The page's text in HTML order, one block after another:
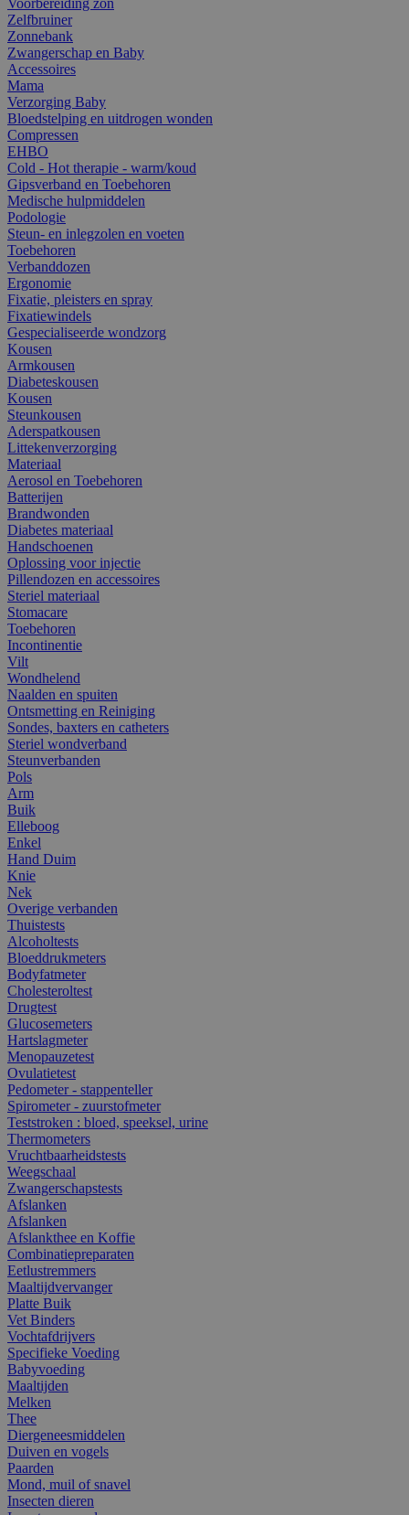
Zelfbruiner
Zonnebank
Zwangerschap en Baby
Accessoires
Mama
Verzorging Baby
Bloedstelping en uitdrogen wonden
Compressen
EHBO
Cold - Hot therapie - warm/koud
Gipsverband en Toebehoren
Medische hulpmiddelen
Podologie
Steun- en inlegzolen en voeten
Toebehoren
Verbanddozen
Ergonomie
Fixatie, pleisters en spray
Fixatiewindels
Gespecialiseerde wondzorg
Kousen
Armkousen
Diabeteskousen
Kousen
Steunkousen
Aderspatkousen
Littekenverzorging
Materiaal
Aerosol en Toebehoren
Batterijen
Brandwonden
Diabetes materiaal
Handschoenen
Oplossing voor injectie
Pillendozen en accessoires
Steriel materiaal
Stomacare
Toebehoren
Incontinentie
Vilt
Wondhelend
Naalden en spuiten
Ontsmetting en Reiniging
Sondes, baxters en catheters
Steriel wondverband
Steunverbanden
Pols
Arm
Buik
Elleboog
Enkel
Hand Duim
Knie
Nek
Overige verbanden
Thuistests
Alcoholtests
Bloeddrukmeters
Bodyfatmeter
Cholesteroltest
Drugtest
Glucosemeters
Hartslagmeter
Menopauzetest
Ovulatietest
Pedometer - stappenteller
Spirometer - zuurstofmeter
Teststroken : bloed, speeksel, urine
Thermometers
Vruchtbaarheidstests
Weegschaal
Zwangerschapstests
Afslanken
Afslanken
Afslankthee en Koffie
Combinatiepreparaten
Eetlustremmers
Maaltijdvervanger
Platte Buik
Vet Binders
Vochtafdrijvers
Specifieke Voeding
Babyvoeding
Maaltijden
Melken
Thee
Diergeneesmiddelen
Duiven en vogels
Paarden
Mond, muil of snavel
Insecten dieren